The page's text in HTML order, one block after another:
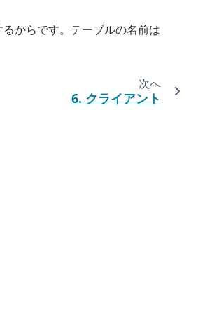
からです。テーブルの名前は
次へ
6. クライアント